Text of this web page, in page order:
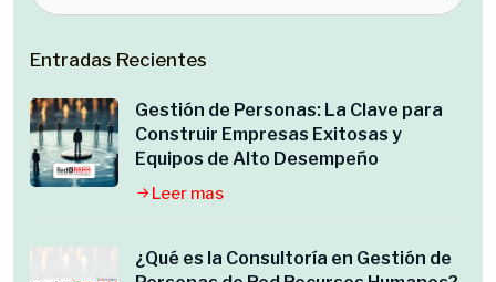
Entradas Recientes
Gestión de Personas: La Clave para
Construir Empresas Exitosas y
Equipos de Alto Desempeño
Leer mas
¿Qué es la Consultoría en Gestión de